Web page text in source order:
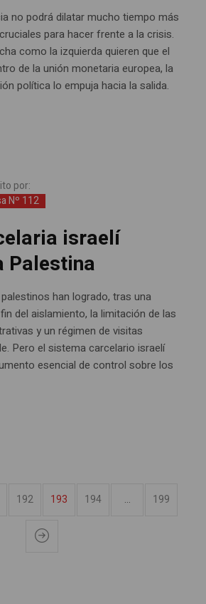
no podrá dilatar mucho tiempo más
para hacer frente a la crisis.
como la izquierda quieren que el
de la unión monetaria europea, la
política lo empuja hacia la salida.
por:
Nº 112
israelí
Palestina
han logrado, tras una
del aislamiento, la limitación de las
y un régimen de visitas
Pero el sistema carcelario israelí
esencial de control sobre los
192 193 194 … 199